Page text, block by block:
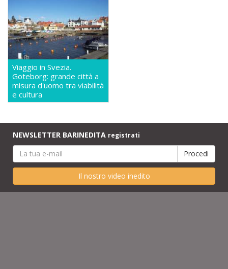
Viaggio in Svezia.
Goteborg: grande città a
misura d'uomo tra viabilità
e cultura
NEWSLETTER BARINEDITA registrati
Il nostro video inedito